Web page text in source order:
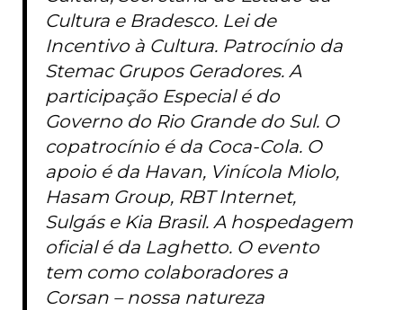
Cultura e Bradesco. Lei de
Incentivo à Cultura. Patrocínio da
Stemac Grupos Geradores. A
participação Especial é do
Governo do Rio Grande do Sul. O
copatrocínio é da Coca-Cola. O
apoio é da Havan, Vinícola Miolo,
Hasam Group, RBT Internet,
Sulgás e Kia Brasil. A hospedagem
oficial é da Laghetto. O evento
tem como colaboradores a
Corsan – nossa natureza